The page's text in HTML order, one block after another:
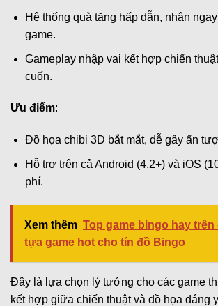
Hệ thống quà tặng hấp dẫn, nhận
game.
Gameplay nhập vai kết hợp chiến
cuốn.
Ưu điểm:
Đồ họa chibi 3D bắt mắt, dễ gây ấn
Hỗ trợ trên cả Android (4.2+) và iOS
phí.
Xem thêm Top game bingo hay trên
tựa game hot cho tín đồ Bingo
Đây là lựa chọn lý tưởng cho các game
kết hợp giữa chiến thuật và đồ họa đáng